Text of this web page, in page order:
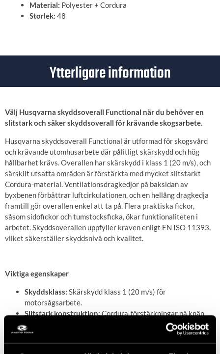
Material: Polyester + Cordura
Storlek: 48
Ytterligare information
Välj Husqvarna skyddsoverall Functional när du behöver en
slitstark och säker skyddsoverall för krävande skogsarbete.
Husqvarna skyddsoverall Functional är utformad för skogsvård
och krävande utomhusarbete där pålitligt skärskydd och hög
hållbarhet krävs. Overallen har skärskydd i klass 1 (20 m/s), och
särskilt utsatta områden är förstärkta med mycket slitstarkt
Cordura-material. Ventilationsdragkedjor på baksidan av
byxbenen förbättrar luftcirkulationen, och en hellång dragkedja
framtill gör overallen enkel att ta på. Flera praktiska fickor,
såsom sidofickor och tumstocksficka, ökar funktionaliteten i
arbetet. Skyddsoverallen uppfyller kraven enligt EN ISO 11393,
vilket säkerställer skyddsnivå och kvalitet.
Viktiga egenskaper
Skyddsklass: Skärskydd klass 1 (20 m/s) för
motorsågsarbete.
Slitstark konstruktion:Cordura-förstärkningar på knän
och nedre delen av byxbenen.
Ventilation:
Ventilationsdragkedjor baktill på byxbenen
förbättrar andningsförmågan.